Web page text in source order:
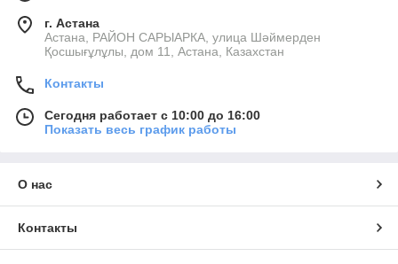
г. Астана
Астана, РАЙОН САРЫАРКА, улица Шәймерден
Қосшығұлұлы, дом 11, Астана, Казахстан
Контакты
Сегодня работает с 10:00 до 16:00
Показать весь график работы
О нас
Контакты